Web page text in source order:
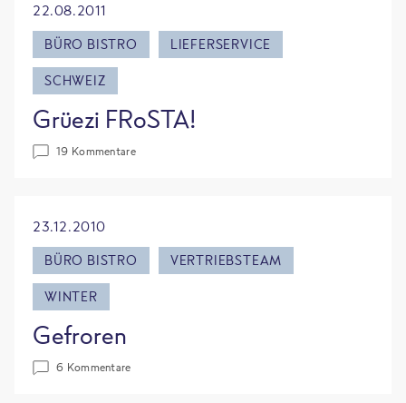
22.08.2011
BÜRO BISTRO
LIEFERSERVICE
SCHWEIZ
Grüezi FRoSTA!
19 Kommentare
23.12.2010
BÜRO BISTRO
VERTRIEBSTEAM
WINTER
Gefroren
6 Kommentare